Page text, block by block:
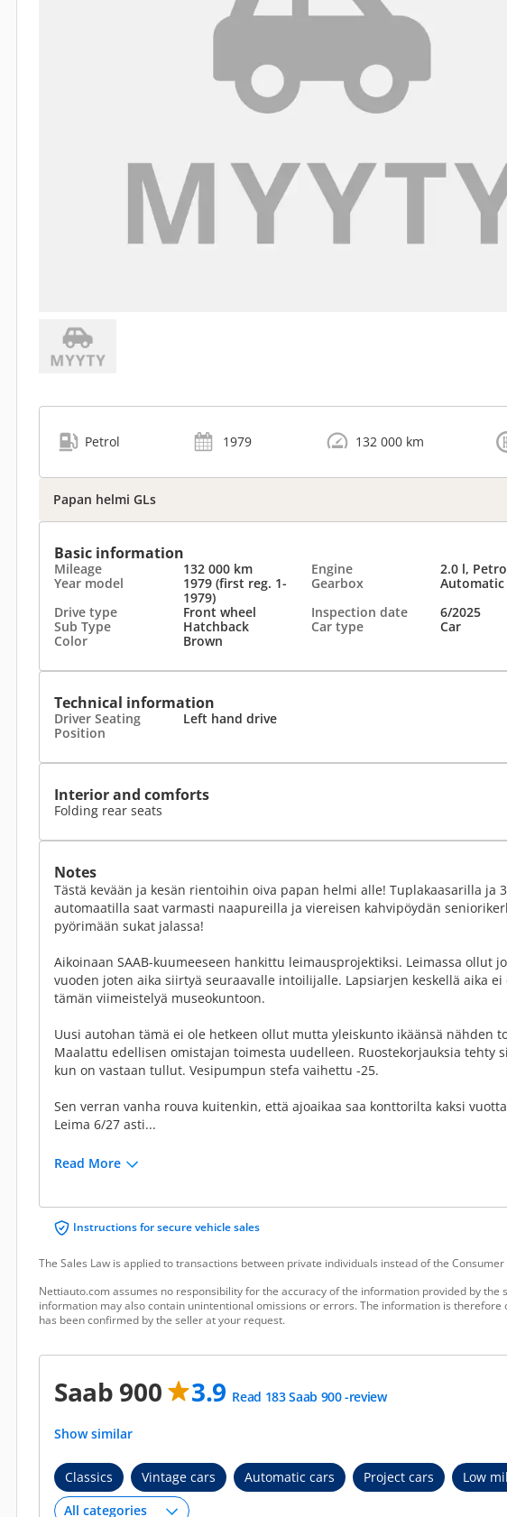
Petrol 1979 132 000 km
Papan helmi GLs
Basic information
Mileage 132 000 km Engine
2.0 l,
Year model
1979 (first reg. 1-
1979)
Gearbox
Automatic
Drive type
Front wheel Inspection date
6/2025
Sub Type
Hatchback Car type
Car
Color
Brown
Technical information
Driver Seating
Position
Left hand drive
Interior and comforts
Folding rear seats
Notes
Tästä kevään ja kesän rientoihin oiva papan helmi alle! Tuplakaasarilla ja
automaatilla saat varmasti naapureilla ja viereisen kahvipöydän
pyörimään sukat jalassa!
Aikoinaan SAAB-kuumeeseen hankittu leimausprojektiksi. Leimassa ollut
vuoden joten aika siirtyä seuraavalle intoilijalle. Lapsiarjen keskellä aika ei
tämän viimeistelyä museokuntoon.
Uusi autohan tämä ei ole hetkeen ollut mutta yleiskunto ikäänsä nähden
Maalattu edellisen omistajan toimesta uudelleen. Ruostekorjauksia tehty
kun on vastaan tullut. Vesipumpun stefa vaihettu -25.
Sen verran vanha rouva kuitenkin, että ajoaikaa saa konttorilta kaksi
Leima 6/27 asti...
Read More
Instructions for secure vehicle sales
The Sales Law is applied to transactions between private individuals instead of the Consumer
Nettiauto.com assumes no responsibility for the accuracy of the information provided by the
information may also contain unintentional omissions or errors. The information is therefore
has been confirmed by the seller at your request.
Saab 900 3.9 Read 183 Saab 900 -review
Show similar
Classics Vintage cars Automatic cars Project cars Low